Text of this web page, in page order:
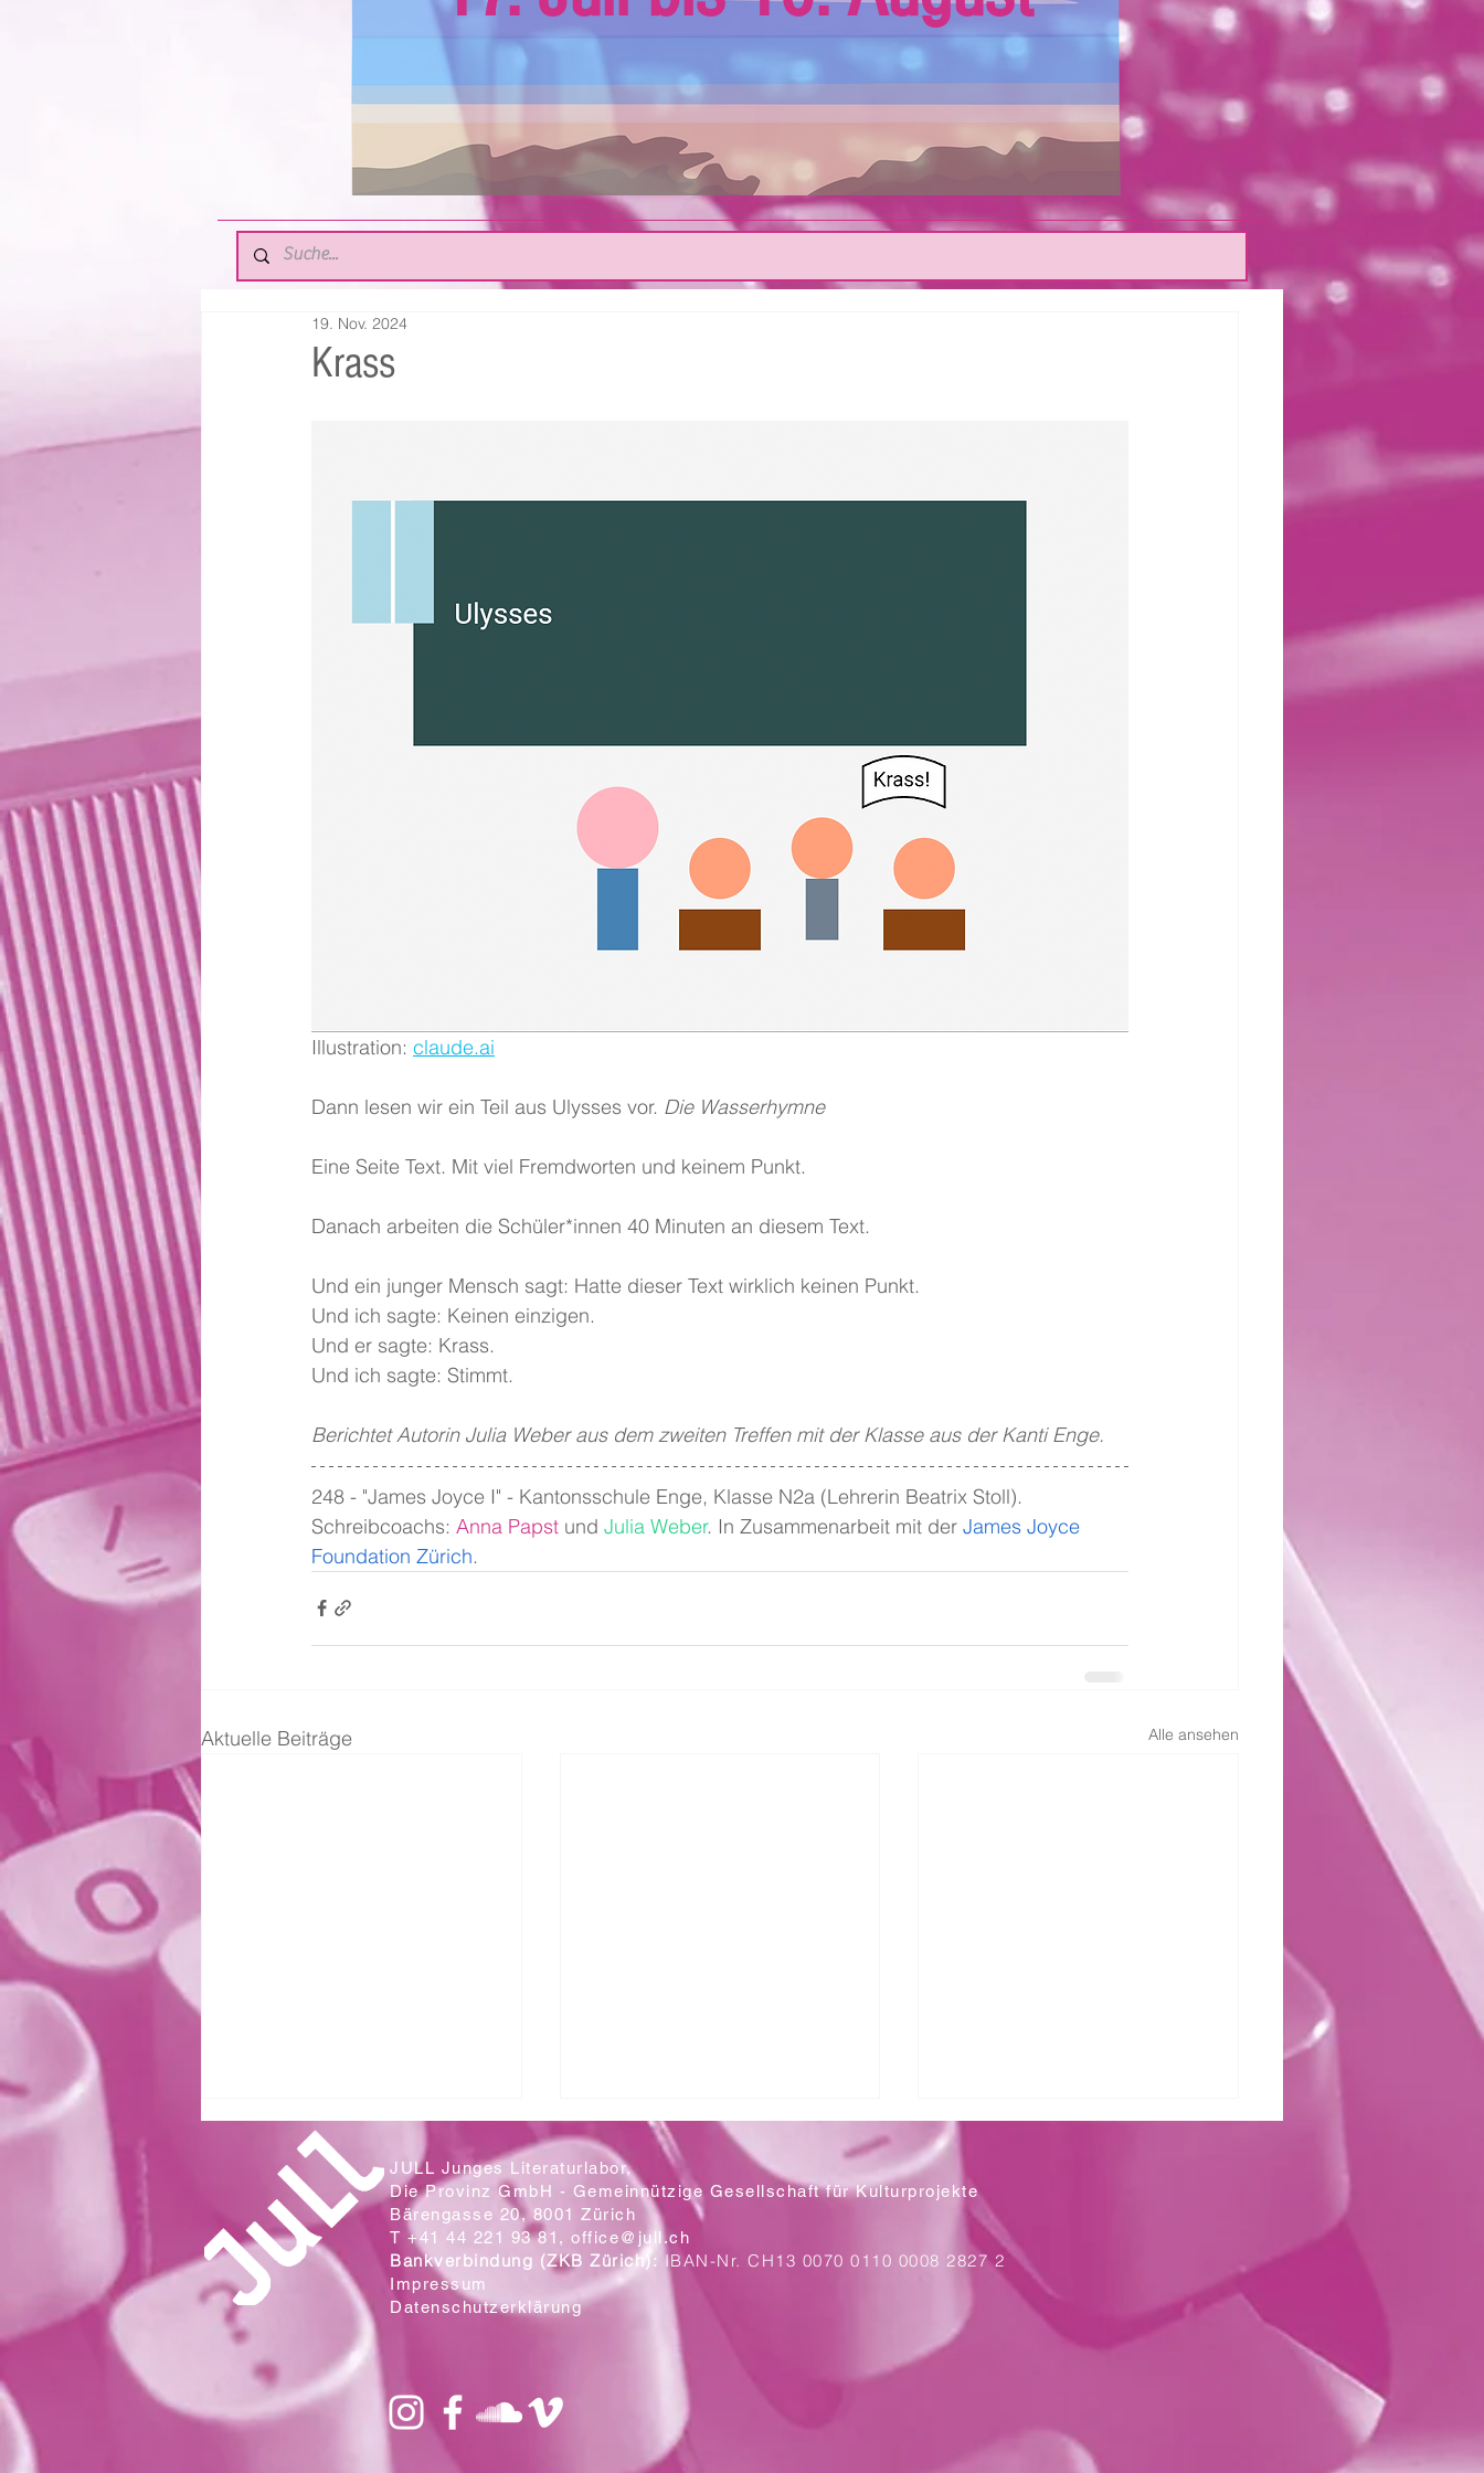
Krass
19. Nov. 2024
Illustration: claude.ai
Dann lesen wir ein Teil aus Ulysses vor. Die Wasserhymne
Eine Seite Text. Mit viel Fremdworten und keinem Punkt.
Danach arbeiten die Schüler*innen 40 Minuten an diesem Text.
Und ein junger Mensch sagt: Hatte dieser Text wirklich keinen Punkt.
Und ich sagte: Keinen einzigen.
Und er sagte: Krass.
Und ich sagte: Stimmt.
Berichtet Autorin Julia Weber aus dem zweiten Treffen mit der Klasse aus der Kanti Enge.
248 - "James Joyce I" - Kantonsschule Enge, Klasse N2a (Lehrerin Beatrix Stoll).
Schreibcoachs: Anna Papst und Julia Weber. In Zusammenarbeit mit der James Joyce
Foundation Zürich.
Aktuelle Beiträge Alle ansehen
Zwei Klassen aus der Sek. Wallrüti
lesen in der Campo Cantina
Ein Blick auf die neuen Plakate
Mit letzter Kraft
JULL Junges Literaturlabor,
Die Provinz GmbH - Gemeinnützige Gesellschaft für Kulturprojekte
Bärengasse 20, 8001 Zürich
T +41 44 221 93 81, office@jull.ch
Bankverbindung (ZKB Zürich): IBAN-Nr. CH13 0070 0110 0008 2827 2
Impressum
Datenschutzerklärung